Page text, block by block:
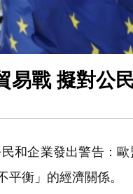
易戰 擬對公
和企業發出警告：
衡」的經濟關係。